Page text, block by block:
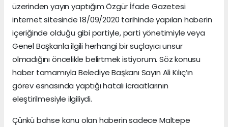
üzerinden yayın yaptığım Özgür İfade Gazetesi
internet sitesinde 18/09/2020 tarihinde yapılan haberin
içeriğinde olduğu gibi partiyle, parti yönetimiyle veya
Genel Başkanla ilgili herhangi bir suçlayıcı unsur
olmadığını öncelikle belirtmek istiyorum. Söz konusu
haber tamamıyla Belediye Başkanı Sayın Ali Kılıç’ın
görev esnasında yaptığı hatalı icraatlarının
eleştirilmesiyle ilgiliydi.
Çünkü bahse konu olan haberin sadece Maltepe